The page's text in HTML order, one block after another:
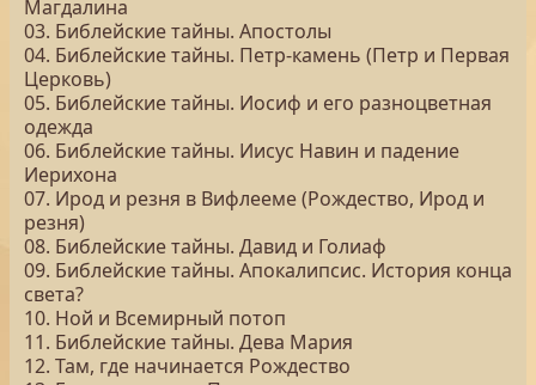
Магдалина
03. Библейские тайны. Апостолы
04. Библейские тайны. Петр-камень (Петр и Первая
Церковь)
05. Библейские тайны. Иосиф и его разноцветная
одежда
06. Библейские тайны. Иисус Навин и падение
Иерихона
07. Ирод и резня в Вифлееме (Рождество, Ирод и
резня)
08. Библейские тайны. Давид и Голиаф
09. Библейские тайны. Апокалипсис. История конца
света?
10. Ной и Всемирный потоп
11. Библейские тайны. Дева Мария
12. Там, где начинается Рождество